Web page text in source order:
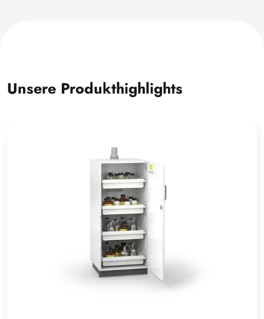
Unsere Produkthighlights